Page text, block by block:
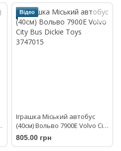
Відео
Іграшка Міський автобус
(40см) Вольво 7900Е Volvo City
Bus Dickie Toys 3747015
805.00 грн